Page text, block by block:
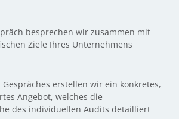
besprechen wir zusammen mit
Ziele Ihres Unternehmens
Gespräches erstellen wir ein konkretes,
Angebot, welches die
des individuellen Audits detailliert